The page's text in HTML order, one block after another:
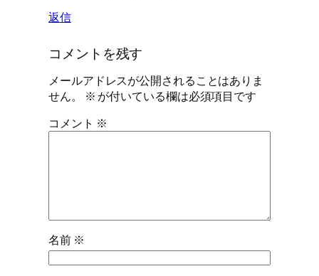
返信
コメントを残す
メールアドレスが公開されることはありま
せん。
※ が付いている欄は必須項目です
コメント ※
名前 ※